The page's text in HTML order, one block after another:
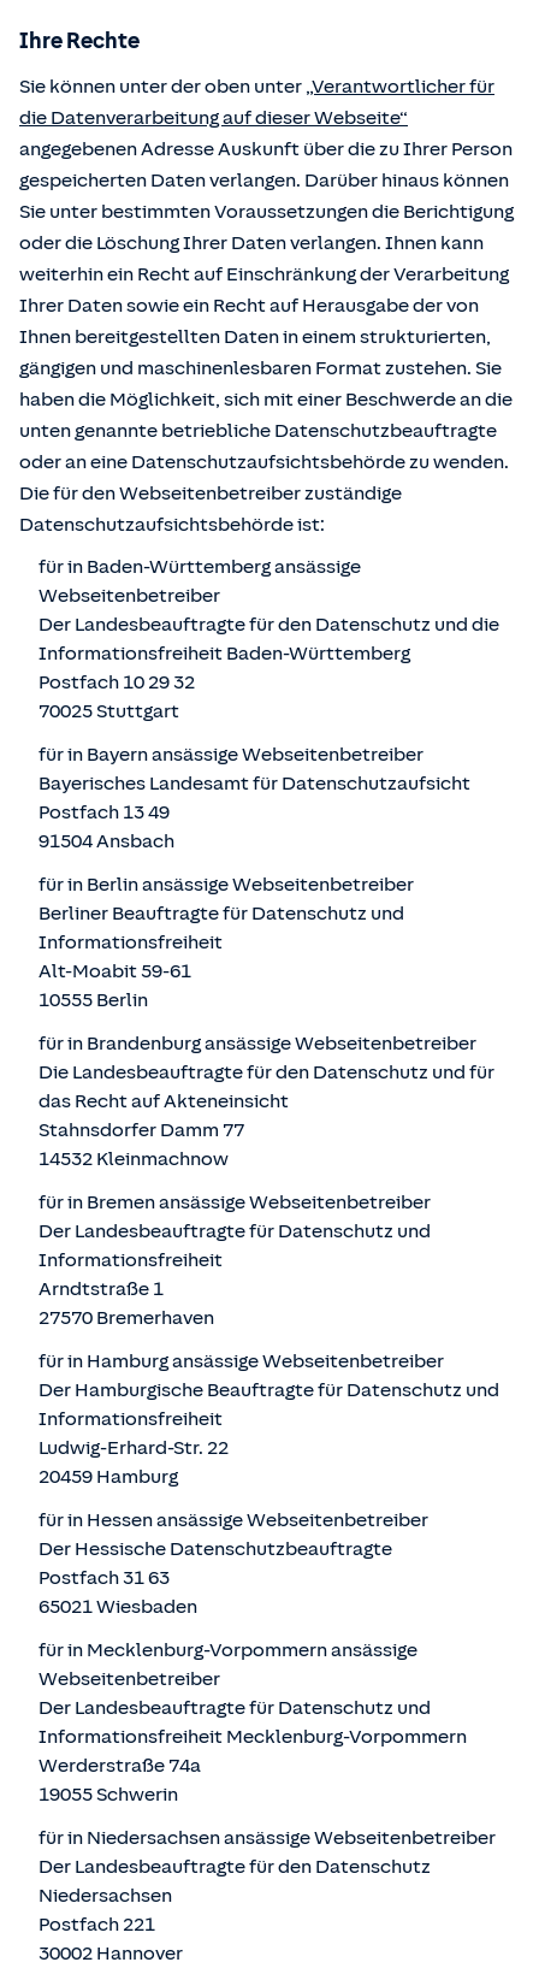
Ihre Rechte
Sie können unter der oben unter „Verantwortlicher für
die Datenverarbeitung auf dieser Webseite“
angegebenen Adresse Auskunft über die zu Ihrer Person
gespeicherten Daten verlangen. Darüber hinaus können
Sie unter bestimmten Voraussetzungen die Berichtigung
oder die Löschung Ihrer Daten verlangen. Ihnen kann
weiterhin ein Recht auf Einschränkung der Verarbeitung
Ihrer Daten sowie ein Recht auf Herausgabe der von
Ihnen bereitgestellten Daten in einem strukturierten,
gängigen und maschinenlesbaren Format zustehen. Sie
haben die Möglichkeit, sich mit einer Beschwerde an die
unten genannte betriebliche Datenschutzbeauftragte
oder an eine Datenschutzaufsichtsbehörde zu wenden.
Die für den Webseitenbetreiber zuständige
Datenschutzaufsichtsbehörde ist:
für in Baden-Württemberg ansässige
Webseitenbetreiber
Der Landesbeauftragte für den Datenschutz und die
Informationsfreiheit Baden-Württemberg
Postfach 10 29 32
70025 Stuttgart
für in Bayern ansässige Webseitenbetreiber
Bayerisches Landesamt für Datenschutzaufsicht
Postfach 13 49
91504 Ansbach
für in Berlin ansässige Webseitenbetreiber
Berliner Beauftragte für Datenschutz und
Informationsfreiheit
Alt-Moabit 59-61
10555 Berlin
für in Brandenburg ansässige Webseitenbetreiber
Die Landesbeauftragte für den Datenschutz und für
das Recht auf Akteneinsicht
Stahnsdorfer Damm 77
14532 Kleinmachnow
für in Bremen ansässige Webseitenbetreiber
Der Landesbeauftragte für Datenschutz und
Informationsfreiheit
Arndtstraße 1
27570 Bremerhaven
für in Hamburg ansässige Webseitenbetreiber
Der Hamburgische Beauftragte für Datenschutz und
Informationsfreiheit
Ludwig-Erhard-Str. 22
20459 Hamburg
für in Hessen ansässige Webseitenbetreiber
Der Hessische Datenschutzbeauftragte
Postfach 31 63
65021 Wiesbaden
für in Mecklenburg-Vorpommern ansässige
Webseitenbetreiber
Der Landesbeauftragte für Datenschutz und
Informationsfreiheit Mecklenburg-Vorpommern
Werderstraße 74a
19055 Schwerin
für in Niedersachsen ansässige Webseitenbetreiber
Der Landesbeauftragte für den Datenschutz
Niedersachsen
Postfach 221
30002 Hannover